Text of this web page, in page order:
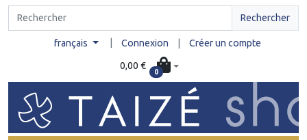
Rechercher
français Connexion Créer un compte
0,00 €
0